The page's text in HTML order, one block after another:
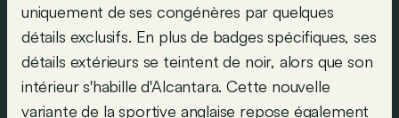
uniquement de ses congénères par quelques
détails exclusifs. En plus de badges spécifiques, ses
détails extérieurs se teintent de noir, alors que son
intérieur s'habille d'Alcantara. Cette nouvelle
variante de la sportive anglaise repose également